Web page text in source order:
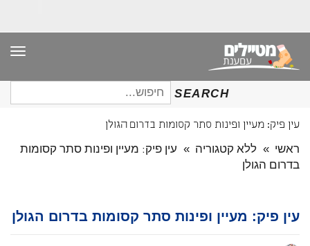
SEARCH
חיפוש
עבור:
עין פיק: מעיין ופינות סתר קסומות בדרום הגולן
ראשי » ללא קטגוריה » עין פיק: מעיין ופינות סתר קסומות
בדרום הגולן
עין פיק: מעיין ופינות סתר קסומות בדרום הגולן